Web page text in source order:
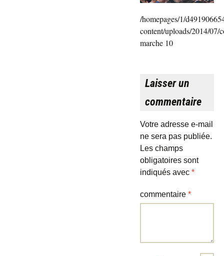
/homepages/1/
content/uploads/2014/07/
marche 10
Laisser un
commentaire
Votre adresse e-mail
ne sera pas publiée.
Les champs
obligatoires sont
indiqués avec *
commentaire *